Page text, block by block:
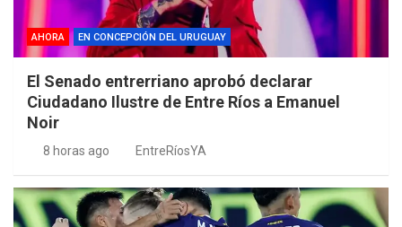
AHORA EN CONCEPCIÓN DEL URUGUAY
El Senado entrerriano aprobó declarar
Ciudadano Ilustre de Entre Ríos a Emanuel
Noir
8 horas ago EntreRíosYA